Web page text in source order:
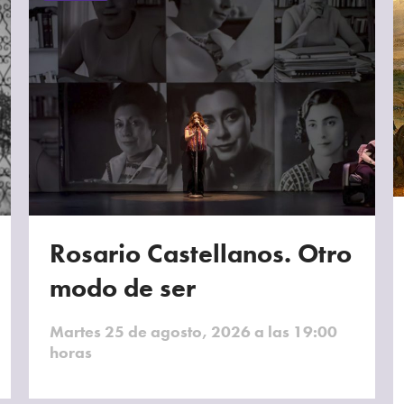
Rosario Castellanos. Otro
modo de ser
Martes 25 de agosto, 2026 a las 19:00
horas